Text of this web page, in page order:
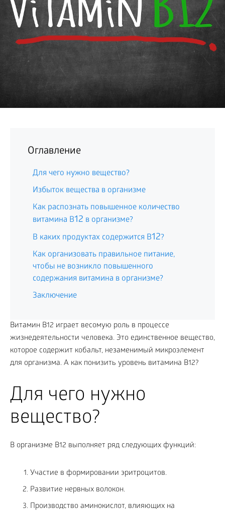
Оглавление
Для чего нужно вещество?
Избыток вещества в организме
Как распознать повышенное количество
витамина В12 в организме?
В каких продуктах содержится В12?
Как организовать правильное питание,
чтобы не возникло повышенного
содержания витамина в организме?
Заключение
Витамин В12 играет весомую роль в процессе
жизнедеятельности человека. Это единственное вещество,
которое содержит кобальт, незаменимый микроэлемент
для организма. А как понизить уровень витамина В12?
Для чего нужно
вещество?
В организме В12 выполняет ряд следующих функций:
Участие в формировании эритроцитов.
Развитие нервных волокон.
Производство аминокислот, влияющих на